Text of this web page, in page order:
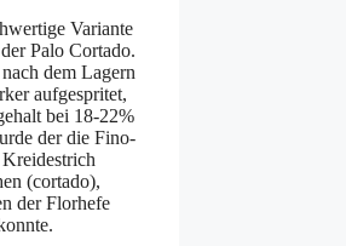
Variante
Palo Cortado.
dem Lagern
aufgespritet,
bei 18-22%
der die Fino-
(cortado),
der Florhefe